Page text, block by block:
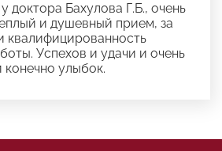
доктора Бахулова Г.Б., очень
и душевный прием, за
квалифицированность
Успехов и удачи и очень
конечно улыбок.